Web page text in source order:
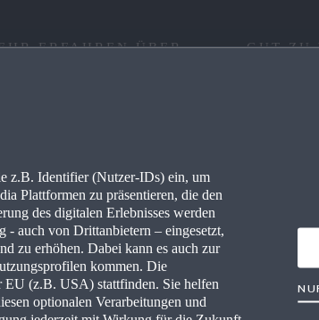
ERFAHREN ÜBER
PRESSEPORTAL
HÄNDLER WERDEN
WERKSTÄTTEN
GUT ZU
z.B. Identifier (Nutzer-IDs) ein, um
Plattformen zu präsentieren, die den
des digitalen Erlebnisses werden
- auch von Drittanbietern – eingesetzt,
zu erhöhen. Dabei kann es auch zur
kommen. Die
EU (z.B. USA) stattfinden. Sie helfen
optionalen Verarbeitungen und